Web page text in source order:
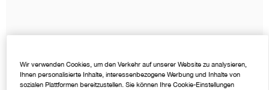
Rötungen
Alpha-Hydroxysäuren
Dramatically Different™
Wir verwenden Cookies, um den Verkehr auf unserer Website zu analysieren,
Ihnen personalisierte Inhalte, interessenbezogene Werbung und Inhalte von
sozialen Plattformen bereitzustellen. Sie können Ihre Cookie-Einstellungen